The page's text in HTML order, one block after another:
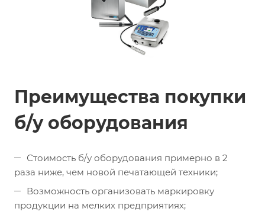
Преимущества покупки
б/у оборудования
Стоимость б/у оборудования примерно в 2
раза ниже, чем новой печатающей техники;
Возможность организовать маркировку
продукции на мелких предприятиях;